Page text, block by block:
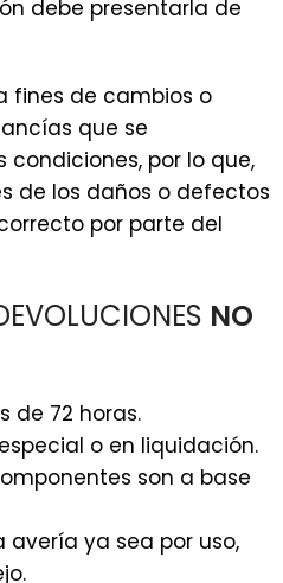
debe presentarla de
fines de cambios o
que se
por lo que,
de los daños o defectos
por parte del
NO
de 72 horas.
o en liquidación.
son a base
ya sea por uso,